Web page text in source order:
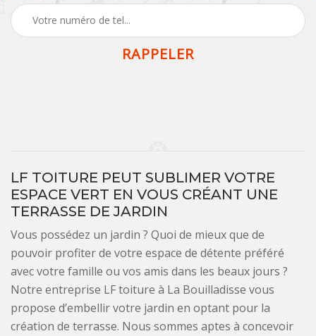
LF TOITURE PEUT SUBLIMER VOTRE
ESPACE VERT EN VOUS CRÉANT UNE
TERRASSE DE JARDIN
Vous possédez un jardin ? Quoi de mieux que de
pouvoir profiter de votre espace de détente préféré
avec votre famille ou vos amis dans les beaux jours ?
Notre entreprise LF toiture à La Bouilladisse vous
propose d’embellir votre jardin en optant pour la
création de terrasse. Nous sommes aptes à concevoir